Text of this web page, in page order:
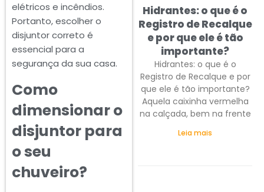
elétricos e incêndios.
Portanto, escolher o
disjuntor correto é
essencial para a
segurança da sua casa.
Como
dimensionar o
disjuntor para
o seu
chuveiro?
Hidrantes: o que é o
Registro de Recalque
e por que ele é tão
importante?
Hidrantes: o que é o
Registro de Recalque e por
que ele é tão importante?
Aquela caixinha vermelha
na calçada, bem na frente
Leia mais